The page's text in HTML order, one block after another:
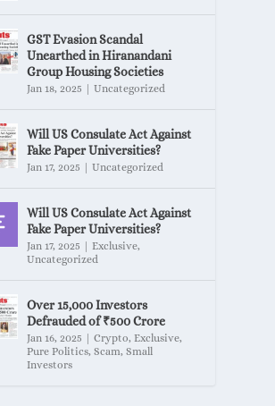
GST Evasion Scandal
Unearthed in Hiranandani
Group Housing Societies
Jan 18, 2025 |Uncategorized
Will US Consulate Act Against
Fake Paper Universities?
Jan 17, 2025 |Uncategorized
Will US Consulate Act Against
Fake Paper Universities?
Jan 17, 2025 |Exclusive,
Uncategorized
Over 15,000 Investors
Defrauded of ₹500 Crore
Jan 16, 2025 |Crypto,Exclusive,
Pure Politics,Scam,Small
Investors